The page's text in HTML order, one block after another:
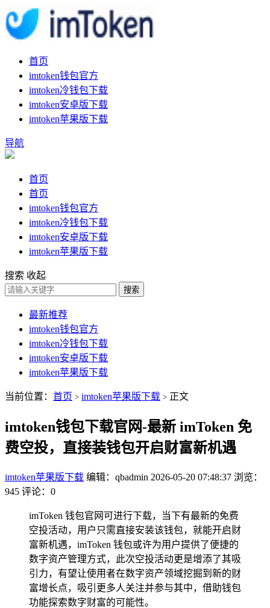
首页
imtoken钱包官方
imtoken冷钱包下载
imtoken安卓版下载
imtoken苹果版下载
导航
首页
首页
imtoken钱包官方
imtoken冷钱包下载
imtoken安卓版下载
imtoken苹果版下载
搜索 收起
搜索
最新推荐
imtoken钱包官方
imtoken冷钱包下载
imtoken安卓版下载
imtoken苹果版下载
当前位置： 首页 > imtoken苹果版下载 > 正文
imtoken钱包下载官网-最新 imToken 免
费空投，直接装钱包开启财富新机遇
imtoken苹果版下载 编辑：qbadmin 2026-05-20 07:48:37 浏览：
945 评论：0
imToken 钱包官网可进行下载，当下有最新的免费
空投活动，用户只需直接安装该钱包，就能开启财
富新机遇，imToken 钱包或许为用户提供了便捷的
数字资产管理方式，此次空投活动更是增添了其吸
引力，有望让使用者在数字资产领域挖掘到新的财
富增长点，吸引更多人关注并参与其中，借助钱包
功能探索数字财富的可能性。